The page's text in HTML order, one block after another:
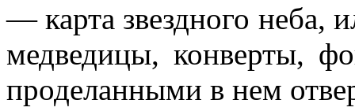
— карта звездного неба,
медведицы, конверты,
проделанными в нем